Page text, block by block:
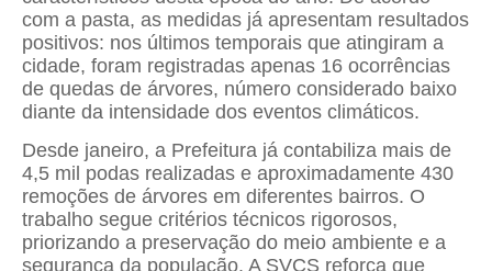
com a pasta, as medidas já apresentam resultados
positivos: nos últimos temporais que atingiram a
cidade, foram registradas apenas 16 ocorrências
de quedas de árvores, número considerado baixo
diante da intensidade dos eventos climáticos.
Desde janeiro, a Prefeitura já contabiliza mais de
4,5 mil podas realizadas e aproximadamente 430
remoções de árvores em diferentes bairros. O
trabalho segue critérios técnicos rigorosos,
priorizando a preservação do meio ambiente e a
segurança da população. A SVCS reforça que